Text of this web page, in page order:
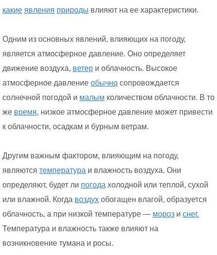
какие явления природы влияют на ее характеристики.
Одним из основных явлений, влияющих на погоду,
является атмосферное давление. Оно определяет
движение воздуха, ветер и облачность. Высокое
атмосферное давление обычно сопровождается
солнечной погодой и малым количеством облачности. В то
же время, низкое атмосферное давление может привести
к облачности, осадкам и бурным ветрам.
Другим важным фактором, влияющим на погоду,
являются температура и влажность воздуха. Они
определяют, будет ли погода холодной или теплой, сухой
или влажной. Когда воздух обогащен влагой, образуется
облачность, а при низкой температуре — мороз и снег.
Температура и влажность также влияют на
возникновение тумана и росы.